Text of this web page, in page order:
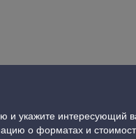
и укажите интересующий
о форматах и